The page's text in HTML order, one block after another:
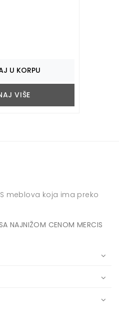
U KORPU
VIŠE
meblova koja ima preko
NAJNIŽOM CENOM MERCIS